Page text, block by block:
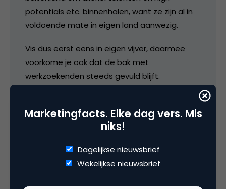
potentials etc. binnenhalen, want ze zijn al in
voldoende mate in eigen land aanwezig.
Vis dus eerst eens in eigen vijver, daarmee
voorkome je ook dat de bak met
werkzoekenden steeds gevuld blijft.
hoofden van de (jonge) recruiters???
14 juni 2012 om 11:12
Marketingfacts. Elke dag vers. Mis
niks!
Dagelijkse nieuwsbrief
Wekelijkse nieuwsbrief